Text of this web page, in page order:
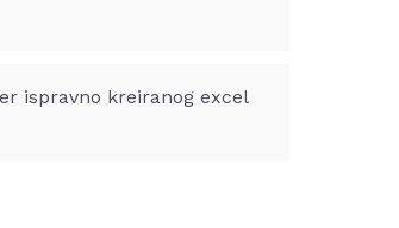
ispravno kreiranog excel